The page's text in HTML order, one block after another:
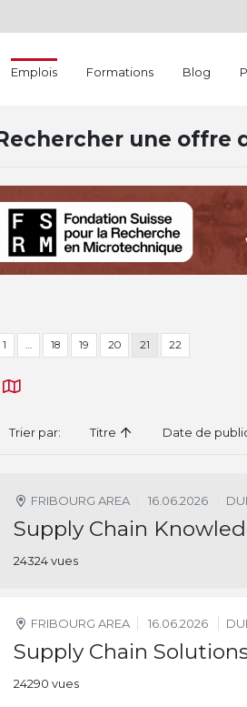
Emplois(current)Formations Blog
une offre
1 18 19 20 21 22
Trier par: Titre Date de
FRIBOURG AREA 16.06.2026
Supply Chain
24324 vues
FRIBOURG AREA 16.06.2026
Supply Chain
24290 vues